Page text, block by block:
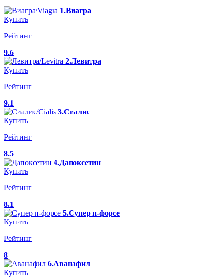
1.Виагра
Купить
Рейтинг
9.6
2.Левитра
Купить
Рейтинг
9.1
3.Сиалис
Купить
Рейтинг
8.5
4.Дапоксетин
Купить
Рейтинг
8.1
5.Супер п-форсе
Купить
Рейтинг
8
6.Аванафил
Купить